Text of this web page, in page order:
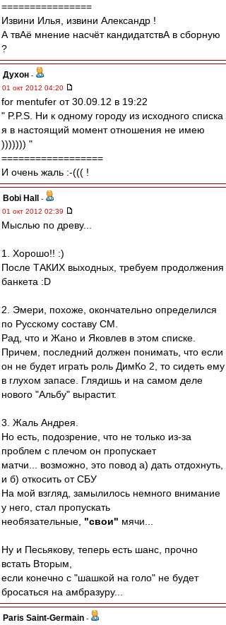
================
Извини Илья, извини Александр !
А твАё мнение насчёт кандидатствА в сборную
?
Духон -
01 окт 2012 04:20
for mentufer от 30.09.12 в 19:22
" P.P.S. Ни к одному городу из исходного списка
я в настоящий момент отношения не имею
))))))) "
==================
И очень жаль :-((( !
Bobi Hall
-
01 окт 2012 02:39
Мыслью по древу...
1. Хорошо!! :)
После ТАКИХ выходных, требуем продолжения
банкета :D
2. Эмери, похоже, окончательно определился
по Русскому составу СМ.
Рад, что и Жано и Яковлев в этом списке.
Причем, последний должен понимать, что если
он не будет играть роль ДимКо 2, то сидеть ему
в глухом запасе. Глядишь и на самом деле
нового "Альбу" вырастит.
3. Жаль Андрея.
Но есть, подозрение, что не только из-за
проблем с плечом он пропускает
матчи... возможно, это повод а) дать отдохнуть,
и б) откосить от СБУ
На мой взгляд, замылилось немного внимание
у него, стал пропускать
необязательные, "свои" мячи...
Ну и Песьякову, теперь есть шанс, прочно
встать Вторым,
если конечно с "шашкой на голо" не будет
бросаться на амбразуру...
Paris Saint-Germain -